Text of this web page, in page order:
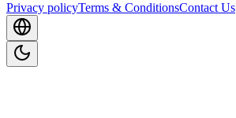
Privacy policyTerms & ConditionsContact Us